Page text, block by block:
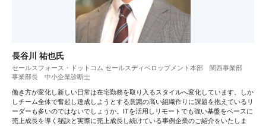
長谷川 祐也氏
セールスフォース・ドットコム セールスディベロップメント本部 関西事業部
事業部長 中小企業診断士
働き方が変化し新しい日常は在宅勤務を取り入るスタイルへ変化しています。しか
しチーム全体で奮起し達成しようとする意識の高い組織作りに課題を抱えているリ
ーダーも多いのではないでしょうか。ITを活用しリモートでも強い基盤をベースに
売上成長を導く秘訣と実際に売上成長し続けている事例企業のご紹介をいたしま